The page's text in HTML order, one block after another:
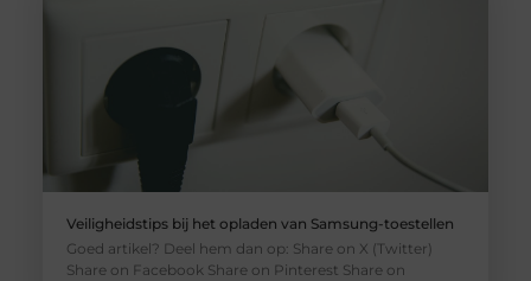
Veiligheidstips bij het opladen van Samsung-toestellen
Goed artikel? Deel hem dan op: Share on X (Twitter)
Share on Facebook Share on Pinterest Share on